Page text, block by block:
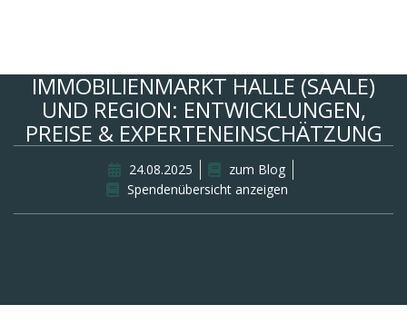
IMMOBILIENMARKT HALLE (SAALE)
UND REGION: ENTWICKLUNGEN,
PREISE & EXPERTENEINSCHÄTZUNG
24.08.2025
zum Blog
Spendenübersicht anzeigen